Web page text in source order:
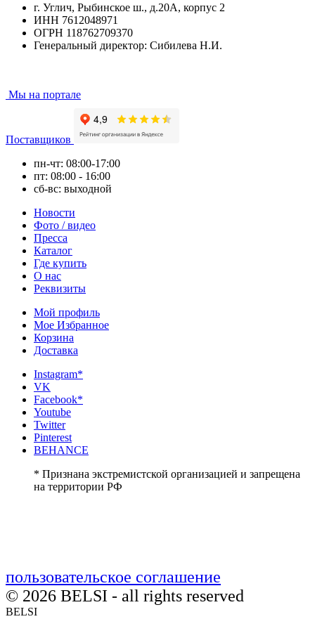
г. Углич, Рыбинское ш., д.20А, корпус 2
ИНН 7612048971
ОГРН 118762709370
Генеральный директор: Сибилева Н.И.
Мы на портале
Поставщиков
пн-чт: 08:00-17:00
пт: 08:00 - 16:00
сб-вс: выходной
Новости
Фото / видео
Пресса
Каталог
Где купить
О нас
Реквизиты
Мой профиль
Мое Избранное
Корзина
Доставка
Instagram*
VK
Facebook*
Youtube
Twitter
Pinterest
BEHANCE
* Признана экстремистской организацией и запрещена
на территории РФ
пользовательское соглашение
© 2026 BELSI - all rights reserved
BELSI